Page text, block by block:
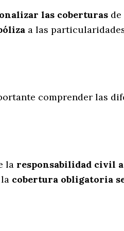
las coberturas
a las
comprender las
la responsabilidad civil
cobertura obligatoria